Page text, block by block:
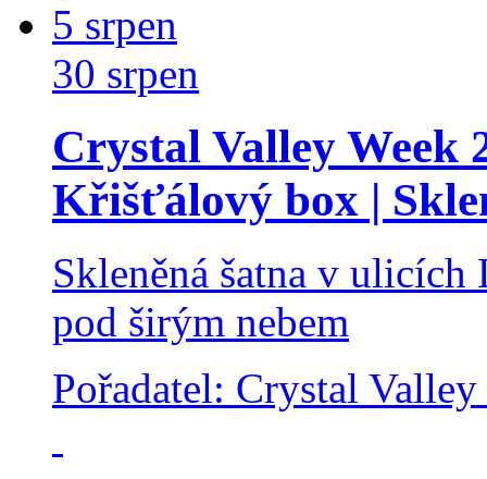
5 srpen
30 srpen
Crystal Valley Week
Křišťálový box |
Skleněná šatna v
pod širým nebem
Pořadatel: Crystal Valley